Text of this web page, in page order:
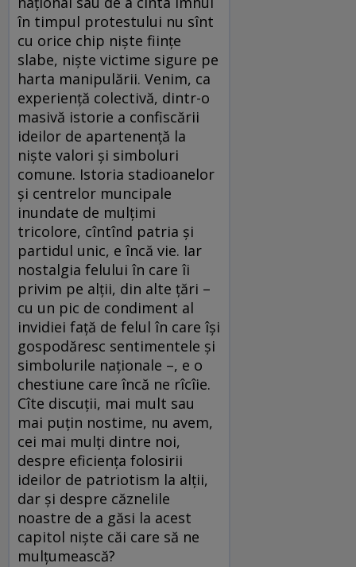
în timpul protestului nu sînt
cu orice chip niște ființe
slabe, niște victime sigure pe
harta manipulării. Venim, ca
experiență colectivă, dintr-o
masivă istorie a confiscării
ideilor de apartenență la
niște valori și simboluri
comune. Istoria stadioanelor
și centrelor muncipale
inundate de mulțimi
tricolore, cîntînd patria și
partidul unic, e încă vie. Iar
nostalgia felului în care îi
privim pe alții, din alte țări –
cu un pic de condiment al
invidiei față de felul în care își
gospodăresc sentimentele și
simbolurile naționale –, e o
chestiune care încă ne rîcîie.
Cîte discuții, mai mult sau
mai puțin nostime, nu avem,
cei mai mulți dintre noi,
despre eficiența folosirii
ideilor de patriotism la alții,
dar și despre căznelile
noastre de a găsi la acest
capitol niște căi care să ne
mulțumească?